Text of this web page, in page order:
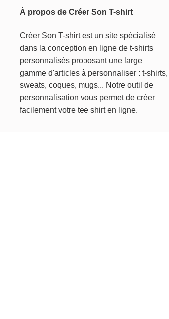
À propos de Créer Son T-shirt
Créer Son T-shirt est un site spécialisé
dans la conception en ligne de t-shirts
personnalisés proposant une large
gamme d'articles à personnaliser : t-shirts,
sweats, coques, mugs... Notre outil de
personnalisation vous permet de créer
facilement votre tee shirt en ligne.